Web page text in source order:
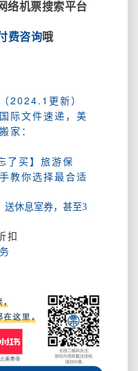
络机票搜索平台
费咨询哦
2024.1更新）
际文件速递，美
家：
了买】旅游保
教你选择最合适
送休息室券，甚至3
扣